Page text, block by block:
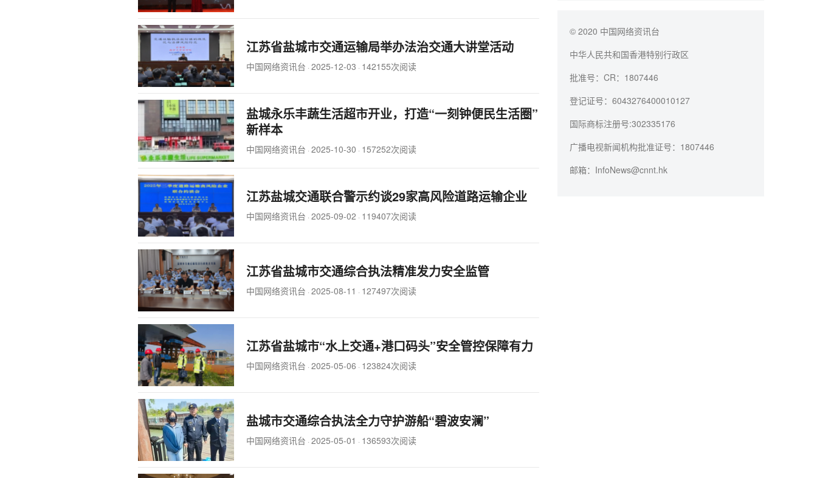
江苏省盐城市交通运输局举办法治交通大讲堂活动
中国网络资讯台 · 2025-12-03 · 142155次阅读
盐城永乐丰蔬生活超市开业，打造“一刻钟便民生活圈”
新样本
中国网络资讯台 · 2025-10-30 · 157252次阅读
江苏盐城交通联合警示约谈29家高风险道路运输企业
中国网络资讯台 · 2025-09-02 · 119407次阅读
江苏省盐城市交通综合执法精准发力安全监管
中国网络资讯台 · 2025-08-11 · 127497次阅读
江苏省盐城市“水上交通+港口码头”安全管控保障有力
中国网络资讯台 · 2025-05-06 · 123824次阅读
盐城市交通综合执法全力守护游船“碧波安澜”
中国网络资讯台 · 2025-05-01 · 136593次阅读
© 2020 中国网络资讯台
中华人民共和国香港特别行政区
批准号：CR：1807446
登记证号：6043276400010127
国际商标注册号:302335176
广播电视新闻机构批准证号：1807446
邮箱：InfoNews@cnnt.hk